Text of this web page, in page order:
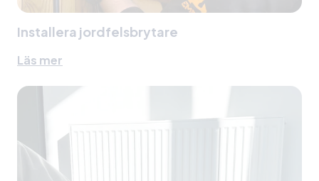
Installera jordfelsbrytare
Läs mer